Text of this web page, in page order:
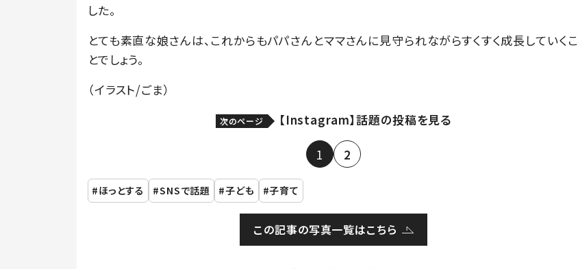
した。
とても素直な娘さんは、これからもパパさんとママさんに見守られながらすくすく成長していくこ
とでしょう。
（イラスト/ごま）
次のページ 【Instagram】話題の投稿を見る
1 2
ほっとする SNSで話題 子ども 子育て
この記事の写真一覧はこちら